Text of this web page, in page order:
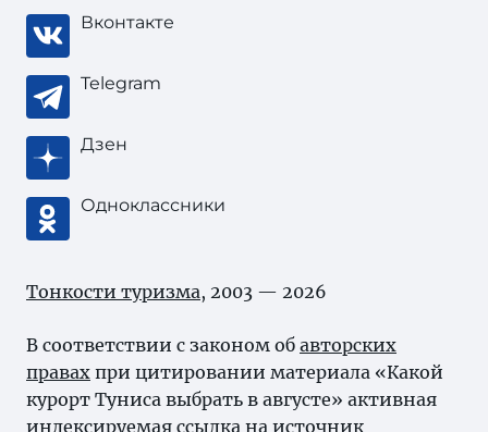
Вконтакте
Telegram
Дзен
Одноклассники
Тонкости туризма, 2003 — 2026
В соответствии с законом об авторских
правах при цитировании материала «Какой
курорт Туниса выбрать в августе» активная
индексируемая ссылка на источник